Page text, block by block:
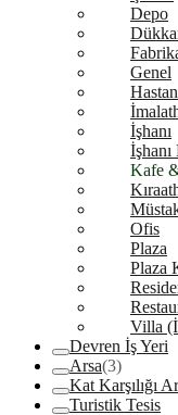
Depo
Genel
İşhanı
İşhanı
Kafe
Ofis
Plaza
Plaza
Villa
Devren İş Yeri
Arsa(3)
Kat Karşılığı
Turistik Tesis